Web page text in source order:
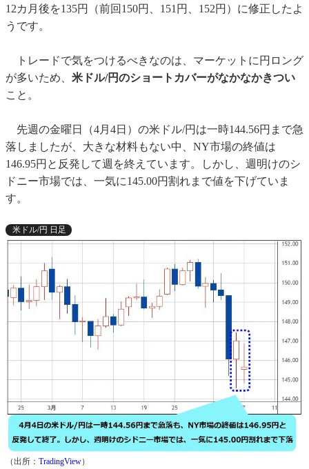
12カ月後を135円（前回150円、151円、152円）に修正したよ
うです。
トレードで気をつけるべきなのは、マーケットに円ロング
が多いため、 米ドル/円のショートカバーがなかなかきつい
こと。
先週の金曜日（4月4日）の米ドル/円は一時144.56円まで急
落しましたが、大きな材料もない中、NY市場の終値は
146.95円と反発して週を終えています。しかし、週明けのシ
ドニー市場では、一気に145.00円割れまで値を下げていま
す。
米ドル/円 日足
（出所： TradingView）